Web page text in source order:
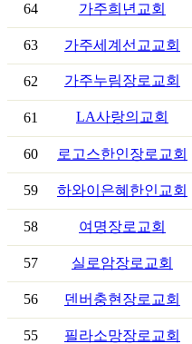
64
가주희년교회
63 가주세계선교교회
62 가주누림장로교회
61
LA사랑의교회
60
로고스한인장로교회
59 하와이은혜한인교회
58 여명장로교회
57 실로암장로교회
56 덴버충현장로교회
55 필라소망장로교회